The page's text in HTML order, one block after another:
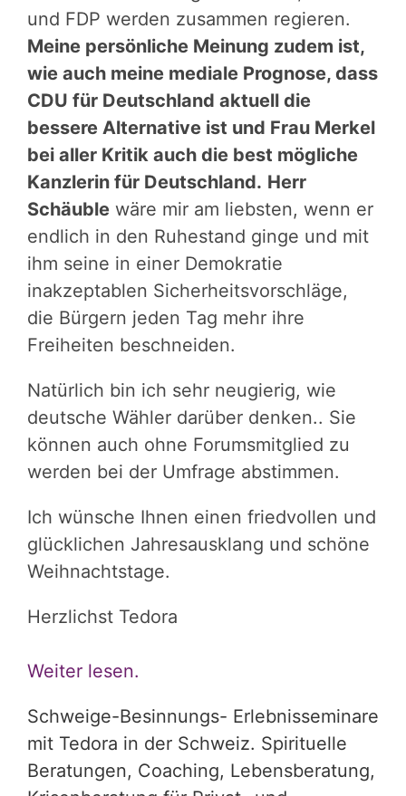
und FDP werden zusammen regieren.
Meine persönliche Meinung zudem ist,
wie auch meine mediale Prognose, dass
CDU für Deutschland aktuell die
bessere Alternative ist und Frau Merkel
bei aller Kritik auch die best mögliche
Kanzlerin für Deutschland. Herr
Schäuble wäre mir am liebsten, wenn er
endlich in den Ruhestand ginge und mit
ihm seine in einer Demokratie
inakzeptablen Sicherheitsvorschläge,
die Bürgern jeden Tag mehr ihre
Freiheiten beschneiden.
Natürlich bin ich sehr neugierig, wie
deutsche Wähler darüber denken.. Sie
können auch ohne Forumsmitglied zu
werden bei der Umfrage abstimmen.
Ich wünsche Ihnen einen friedvollen und
glücklichen Jahresausklang und schöne
Weihnachtstage.
Herzlichst Tedora
Weiter lesen.
Schweige-Besinnungs- Erlebnisseminare
mit Tedora in der Schweiz. Spirituelle
Beratungen, Coaching, Lebensberatung,